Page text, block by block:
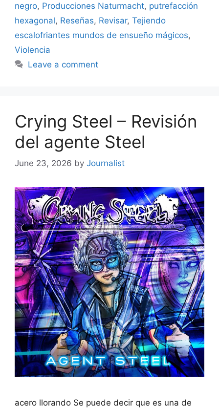
negro, Producciones Naturmacht, putrefacción
hexagonal, Reseñas, Revisar, Tejiendo
escalofriantes mundos de ensueño mágicos,
Violencia
Leave a comment
Crying Steel – Revisión
del agente Steel
June 23, 2026 by Journalist
acero llorando Se puede decir que es una de